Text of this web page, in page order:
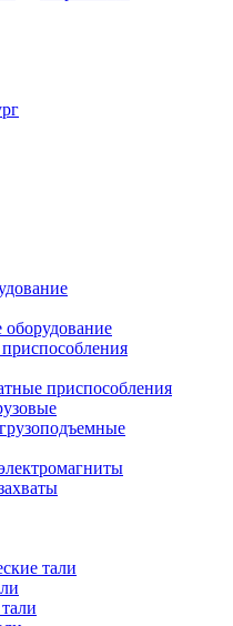
оборудование
приспособления
тали